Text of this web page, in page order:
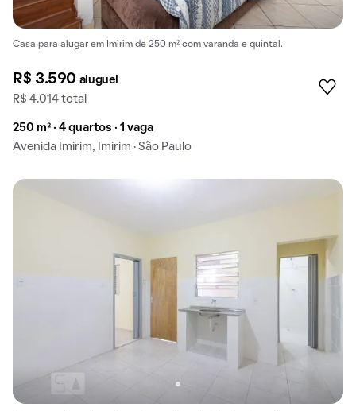
Casa para alugar em Imirim de 250 m² com varanda e quintal.
R$ 3.590 aluguel
R$ 4.014 total
250 m² · 4 quartos · 1 vaga
Avenida Imirim, Imirim · São Paulo